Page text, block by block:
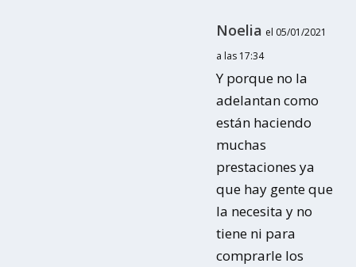
Noelia el 05/01/2021
a las 17:34
Y porque no la
adelantan como
están haciendo
muchas
prestaciones ya
que hay gente que
la necesita y no
tiene ni para
comprarle los